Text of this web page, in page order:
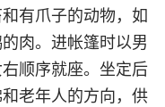
有爪子的动物，如
肉。进帐篷时以男
顺序就座。坐定后
老年人的方向，供